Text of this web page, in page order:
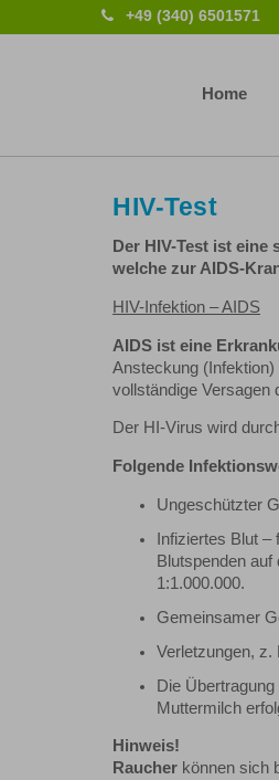
+49 (340) 6501571
Home
HIV-Test
Der HIV-Test ist
welche zur AIDS-
HIV-Infektion – AIDS
AIDS ist eine
Ansteckung
vollständige Versagen
Der HI-Virus wird
Folgende
Ungeschützter
Infiziertes Blut
Blutspenden
1:1.000.000.
Gemeinsamer
Verletzungen, z.
Die
Muttermilch
Hinweis!
Raucher können sich